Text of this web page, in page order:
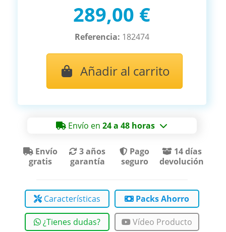
289,00 €
Referencia: 182474
Añadir al carrito
Envío en24 a 48 horas
Envío
gratis
3 años
garantía
Pago
seguro
14 días
devolución
Características Packs Ahorro
¿Tienes dudas? Vídeo Producto